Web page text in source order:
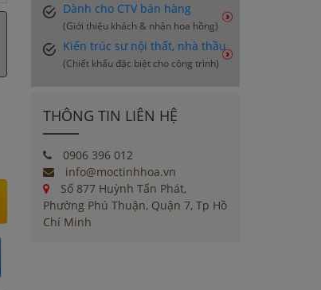
Dành cho CTV bán hàng
(Giới thiệu khách & nhận hoa hồng)
Kiến trúc sư nội thất, nhà thầu
(Chiết khấu đặc biệt cho công trình)
THÔNG TIN LIÊN HỆ
0906 396 012
info@moctinhhoa.vn
Số 877 Huỳnh Tấn Phát,
Phường Phú Thuận, Quận 7, Tp Hồ
Chí Minh